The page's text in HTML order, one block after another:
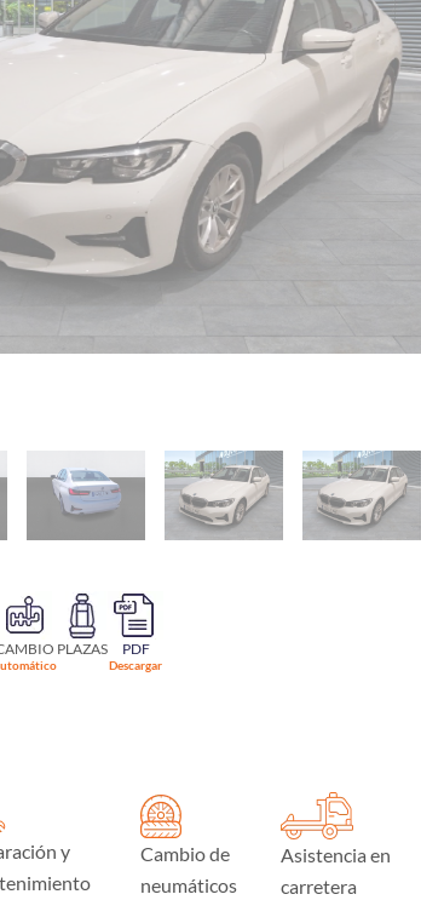
PLAZAS PDF
Descargar
y
Cambio de
neumáticos
Asistencia en
carretera